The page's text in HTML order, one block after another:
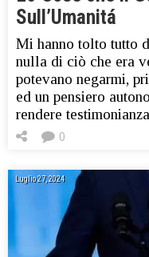
Sull’Umanitá
Mi hanno tolto tutto
nulla di ciò che era
potevano negarmi,
ed un pensiero
rendere
0
Luglio 27, 2024